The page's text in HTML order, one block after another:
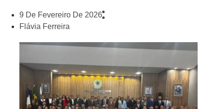
9 De Fevereiro De 2026
Flávia Ferreira